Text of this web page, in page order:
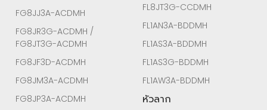
FG8JJ3A-ACDMH
FG8JR3G-ACDMH /
FG8JT3G-ACDMH
FG8JF3D-ACDMH
FG8JM3A-ACDMH
FG8JP3A-ACDMH
FL8JT3G-CCDMH
FL1AN3A-BDDMH
FL1AS3A-BDDMH
FL1AS3G-BDDMH
FL1AW3A-BDDMH
หัวลาก